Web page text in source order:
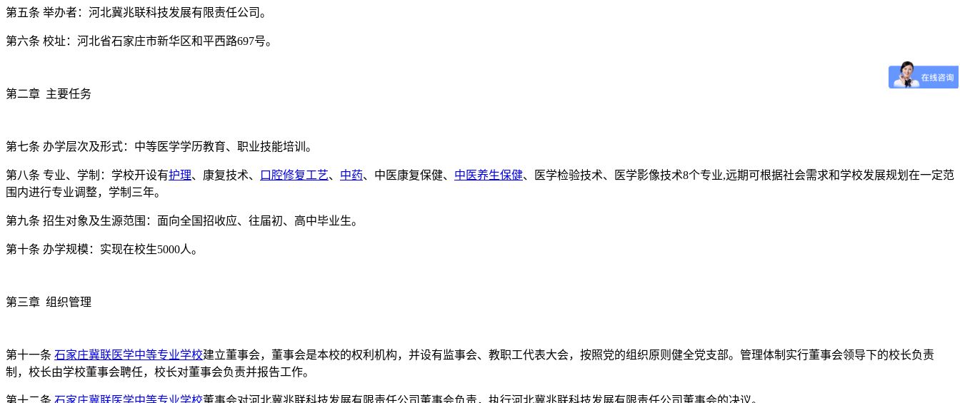
第五条 举办者：河北冀兆联科技发展有限责任公司。
第六条 校址：河北省石家庄市新华区和平西路697号。
第二章 主要任务
第七条 办学层次及形式：中等医学学历教育、职业技能培训。
第八条 专业、学制：学校开设有护理、康复技术、 口腔修复工艺、 中药、中医康复保健、 中医养生保健、医学检验技术、医学影像技术8个专业,远期可根据社会需求和学校发展规划在一定范
围内进行专业调整，学制三年。
第九条 招生对象及生源范围：面向全国招收应、往届初、高中毕业生。
第十条 办学规模：实现在校生5000人。
第三章 组织管理
第十一条 石家庄冀联医学中等专业学校建立董事会，董事会是本校的权利机构，并设有监事会、教职工代表大会，按照党的组织原则健全党支部。管理体制实行董事会领导下的校长负责
制，校长由学校董事会聘任，校长对董事会负责并报告工作。
第十二条 石家庄冀联医学中等专业学校董事会对河北冀兆联科技发展有限责任公司董事会负责，执行河北冀兆联科技发展有限责任公司董事会的决议。